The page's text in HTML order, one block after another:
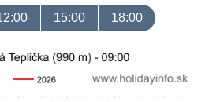
15:00 18:00